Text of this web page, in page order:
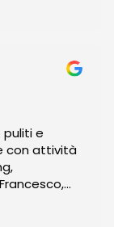
und
e
con attività
nel